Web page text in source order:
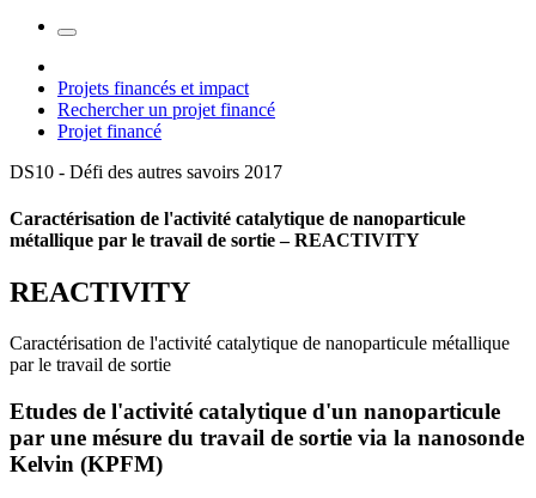
Projets financés et impact
Rechercher un projet financé
Projet financé
DS10 - Défi des autres savoirs 2017
Caractérisation de l'activité catalytique de nanoparticule
métallique par le travail de sortie – REACTIVITY
REACTIVITY
Caractérisation de l'activité catalytique de nanoparticule métallique
par le travail de sortie
Etudes de l'activité catalytique d'un nanoparticule
par une mésure du travail de sortie via la nanosonde
Kelvin (KPFM)